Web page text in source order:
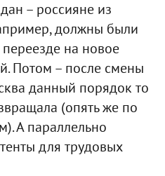
– россияне из
должны были
на новое
Потом – после смены
данный порядок то
(опять же по
А параллельно
для трудовых